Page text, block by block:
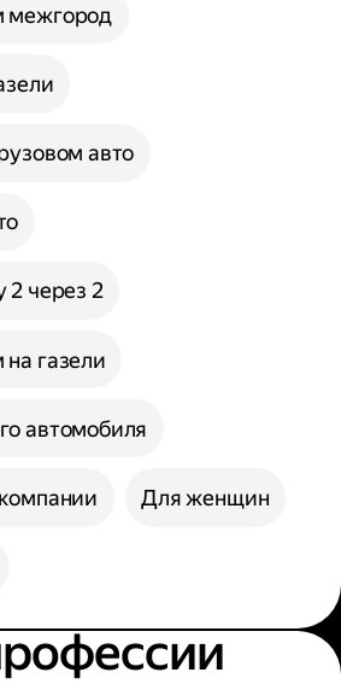
межгород
авто
2 через 2
газели
автомобиля
Для женщин